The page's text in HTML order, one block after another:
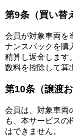
第9条（買い替
会員が対象車両を
ナンスパックを購
精算し返金します
数料を控除して算
第10条（譲渡
会員は、対象車両
も、本サービスの
はできません。